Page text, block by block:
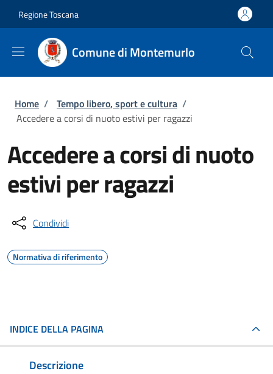
Regione Toscana
Comune di Montemurlo
Briciole di pane
Home / Tempo libero, sport e cultura /
Accedere a corsi di nuoto estivi per ragazzi
Accedere a corsi di nuoto
estivi per ragazzi
Condividi
Normativa di riferimento
INDICE DELLA PAGINA
Descrizione